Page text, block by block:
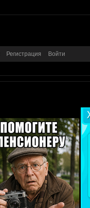
Регистрация Войти